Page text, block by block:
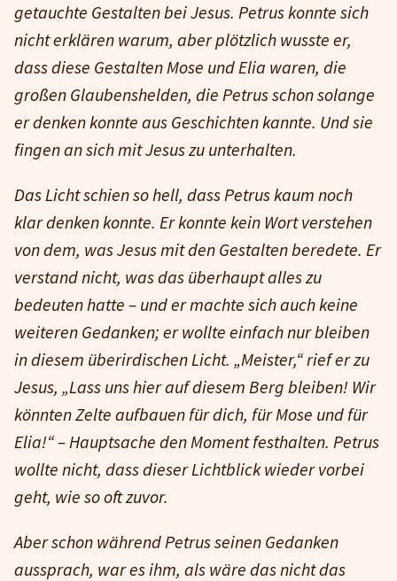
getauchte Gestalten bei Jesus. Petrus konnte sich
nicht erklären warum, aber plötzlich wusste er,
dass diese Gestalten Mose und Elia waren, die
großen Glaubenshelden, die Petrus schon solange
er denken konnte aus Geschichten kannte. Und sie
fingen an sich mit Jesus zu unterhalten.
Das Licht schien so hell, dass Petrus kaum noch
klar denken konnte. Er konnte kein Wort verstehen
von dem, was Jesus mit den Gestalten beredete. Er
verstand nicht, was das überhaupt alles zu
bedeuten hatte – und er machte sich auch keine
weiteren Gedanken; er wollte einfach nur bleiben
in diesem überirdischen Licht. „Meister,“ rief er zu
Jesus, „Lass uns hier auf diesem Berg bleiben! Wir
könnten Zelte aufbauen für dich, für Mose und für
Elia!“ – Hauptsache den Moment festhalten. Petrus
wollte nicht, dass dieser Lichtblick wieder vorbei
geht, wie so oft zuvor.
Aber schon während Petrus seinen Gedanken
aussprach, war es ihm, als wäre das nicht das